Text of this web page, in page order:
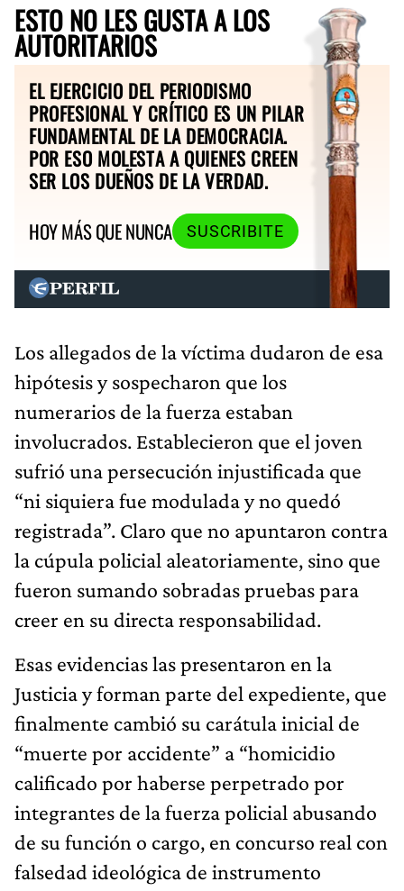
ESTO NO LES GUSTA A LOS
AUTORITARIOS
EL EJERCICIO DEL PERIODISMO
PROFESIONAL Y CRÍTICO ES UN PILAR
FUNDAMENTAL DE LA DEMOCRACIA.
POR ESO MOLESTA A QUIENES CREEN
SER LOS DUEÑOS DE LA VERDAD.
HOY MÁS QUE NUNCA
SUSCRIBITE
Los allegados de la víctima dudaron de esa
hipótesis y sospecharon que los
numerarios de la fuerza estaban
involucrados. Establecieron que el joven
sufrió una persecución injustificada que
“ni siquiera fue modulada y no quedó
registrada”. Claro que no apuntaron contra
la cúpula policial aleatoriamente, sino que
fueron sumando sobradas pruebas para
creer en su directa responsabilidad.
Esas evidencias las presentaron en la
Justicia y forman parte del expediente, que
finalmente cambió su carátula inicial de
“muerte por accidente” a “homicidio
calificado por haberse perpetrado por
integrantes de la fuerza policial abusando
de su función o cargo, en concurso real con
falsedad ideológica de instrumento